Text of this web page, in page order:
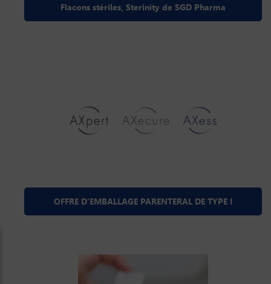
Flacons stériles, Sterinity de SGD Pharma
OFFRE D’EMBALLAGE PARENTERAL DE TYPE I